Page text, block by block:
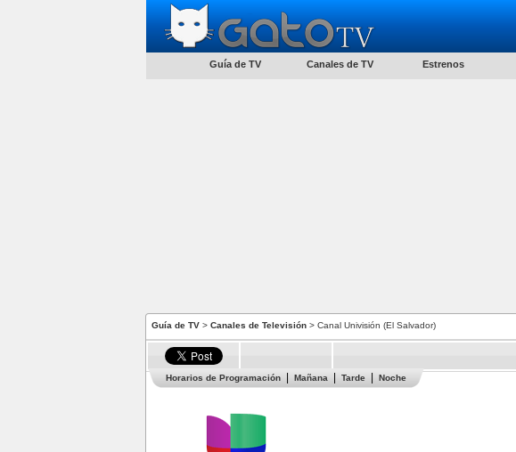
Guía de TV Canales de TV Estrenos
Guía de TV > Canales de Televisión > Canal Univisión (El Salvador)
Horarios de Programación Mañana Tarde Noche